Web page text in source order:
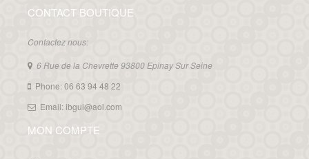
CONTACT BOUTIQUE
Contactez nous:
6 Rue de la Chevrette 93800 Epinay Sur Seine
Phone: 06 63 94 48 22
Email: ibgui@aol.com
MON COMPTE